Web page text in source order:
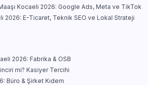
Kocaeli 2026: Google Ads, Meta ve TikTok
2026: E-Ticaret, Teknik SEO ve Lokal Strateji
2026: Fabrika & OSB
mi? Kasiyer Tercihi
Büro & Şirket Kıdem